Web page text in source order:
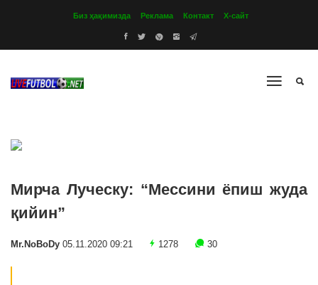
Биз ҳақимизда Реклама Контакт Х-сайт
Мирча Луческу: “Мессини ёпиш жуда
қийин”
Mr.NoBoDy 05.11.2020 09:21 1278 30